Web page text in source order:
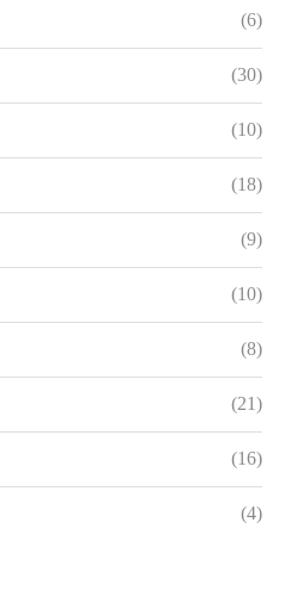
(6)
(30)
(10)
(18)
(9)
(10)
(8)
(21)
(16)
(4)